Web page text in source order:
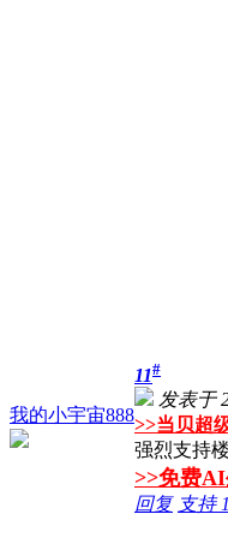
我的小宇宙888
11#
发表于
>>当贝超
强烈支持
>>免费
回复 支持 1